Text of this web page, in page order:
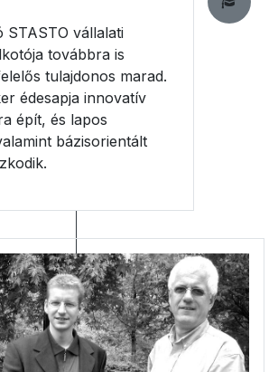
STASTO vállalati
továbbra is
tulajdonos marad.
édesapja innovatív
épít, és lapos
bázisorientált